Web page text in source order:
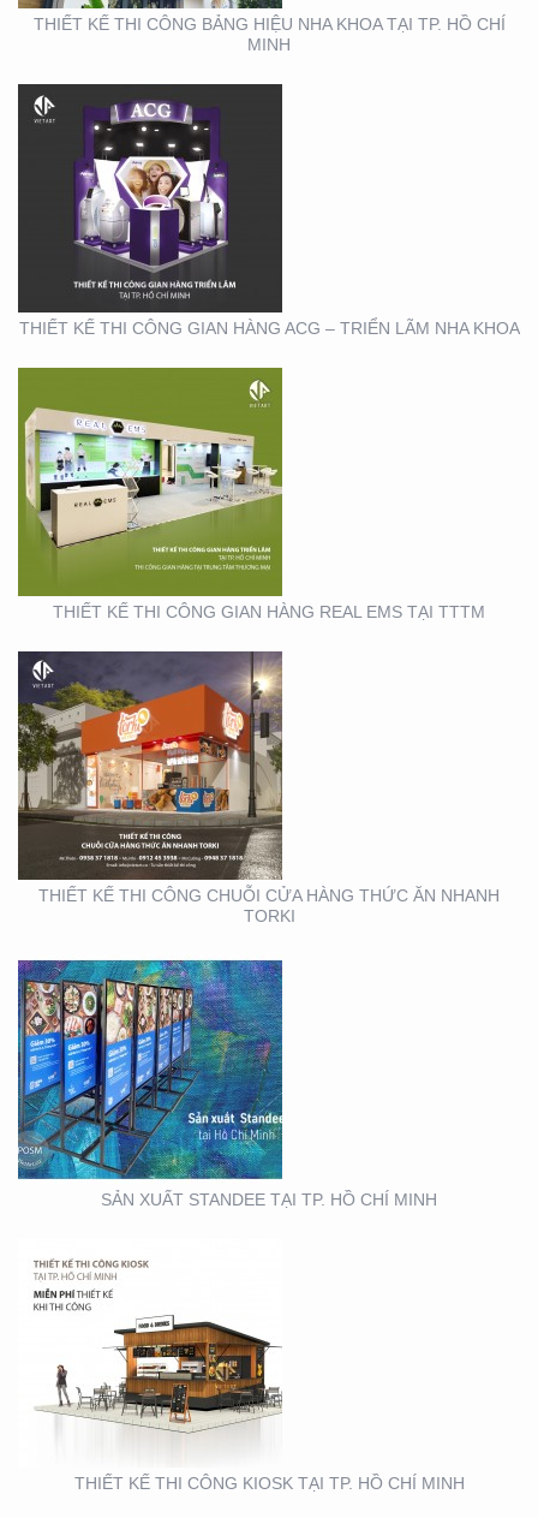
THIẾT KẾ THI CÔNG BẢNG HIỆU NHA KHOA TẠI TP. HỒ CHÍ
MINH
THIẾT KẾ THI CÔNG GIAN HÀNG ACG – TRIỂN LÃM NHA KHOA
THIẾT KẾ THI CÔNG
GIAN HÀNG REAL EMS
TẠI TTTM
THIẾT KẾ THI CÔNG GIAN HÀNG REAL EMS TẠI TTTM
THIẾT KẾ THI CÔNG
CHUỖI CỬA HÀNG
THỨC ĂN NHANH TORKI
THIẾT KẾ THI CÔNG CHUỖI CỬA HÀNG THỨC ĂN NHANH
TORKI
SẢN XUẤT STANDEE TẠI
TP. HỒ CHÍ MINH
SẢN XUẤT STANDEE TẠI TP. HỒ CHÍ MINH
THIẾT KẾ THI CÔNG
KIOSK TẠI TP. HỒ CHÍ
MINH
THIẾT KẾ THI CÔNG KIOSK TẠI TP. HỒ CHÍ MINH
THIẾT KẾ- THI CÔNG
BẢNG HIỆU ” NHA KHOA
NH